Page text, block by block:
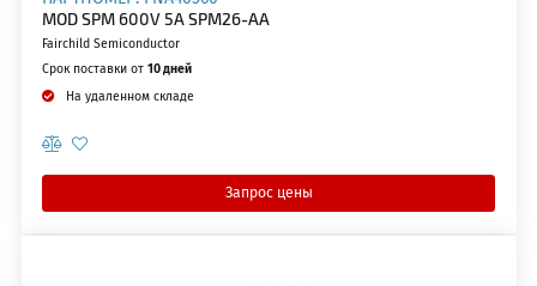
MOD SPM 600V 5A SPM26-AA
Fairchild Semiconductor
Срок поставки от 10 дней
На удаленном складе
Запрос цены